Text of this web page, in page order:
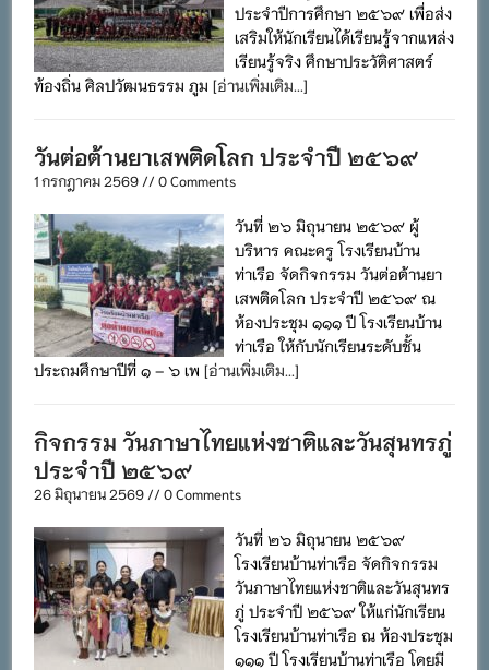
ประจำปีการศึกษา ๒๕๖๙ เพื่อส่ง
เสริมให้นักเรียนได้เรียนรู้จากแหล่ง
เรียนรู้จริง ศึกษาประวัติศาสตร์
ท้องถิ่น ศิลปวัฒนธรรม ภูม[อ่านเพิ่มเติม...]
วันต่อต้านยาเสพติดโลก ประจำปี ๒๕๖๙
1 กรกฎาคม 2569 // 0 Comments
วันที่ ๒๖ มิถุนายน ๒๕๖๙ ผู้
บริหาร คณะครู โรงเรียนบ้าน
ท่าเรือ จัดกิจกรรม วันต่อต้านยา
เสพติดโลก ประจำปี ๒๕๖๙ ณ
ห้องประชุม ๑๑๑ ปี โรงเรียนบ้าน
ท่าเรือ ให้กับนักเรียนระดับชั้น
ประถมศึกษาปีที่ ๑ – ๖ เพ[อ่านเพิ่มเติม...]
กิจกรรม วันภาษาไทยแห่งชาติและวันสุนทรภู่
ประจำปี ๒๕๖๙
26 มิถุนายน 2569 // 0 Comments
วันที่ ๒๖ มิถุนายน ๒๕๖๙
โรงเรียนบ้านท่าเรือ จัดกิจกรรม
วันภาษาไทยแห่งชาติและวันสุนทร
ภู่ ประจำปี ๒๕๖๙ ให้แก่นักเรียน
โรงเรียนบ้านท่าเรือ ณ ห้องประชุม
๑๑๑ ปี โรงเรียนบ้านท่าเรือ โดยมี